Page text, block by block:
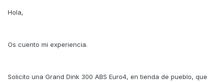
Hola,
Os cuento mi experiencia.
Solicito una Grand Dink 300 ABS Euro4, en tienda de pueblo, que